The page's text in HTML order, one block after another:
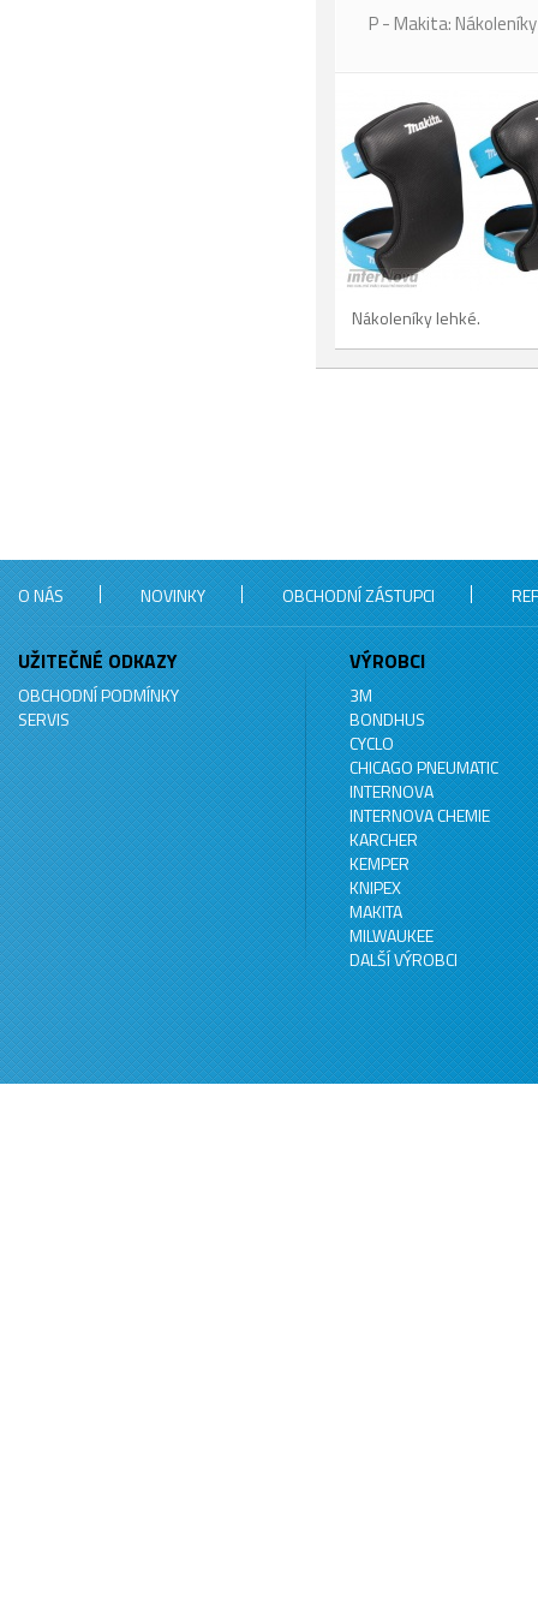
P - Makita:
Nákoleníky lehké.
O NÁS NOVINKY OBCHODNÍ ZÁSTUPCI
UŽITEČNÉ ODKAZY
OBCHODNÍ PODMÍNKY
SERVIS
VÝROBCI
3M
BONDHUS
CYCLO
CHICAGO PNEUMATIC
INTERNOVA
INTERNOVA CHEMIE
KARCHER
KEMPER
KNIPEX
MAKITA
MILWAUKEE
DALŠÍ VÝROBCI